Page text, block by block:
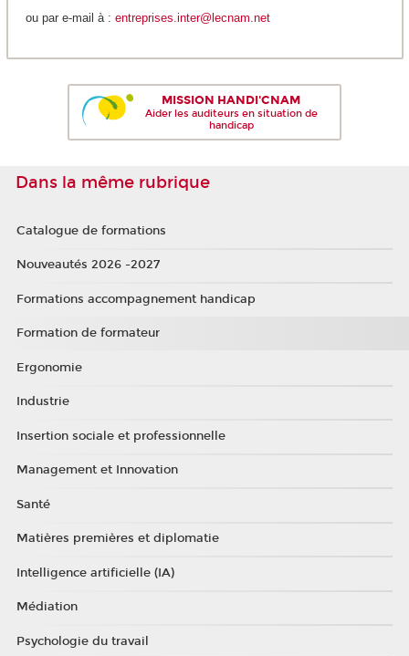
ou par e-mail à : entreprises.inter@lecnam.net
MISSION HANDI'CNAM
Aider les auditeurs en situation de
handicap
Dans la même rubrique
Catalogue de formations
Nouveautés 2026 -2027
Formations accompagnement handicap
Formation de formateur
Ergonomie
Industrie
Insertion sociale et professionnelle
Management et Innovation
Santé
Matières premières et diplomatie
Intelligence artificielle (IA)
Médiation
Psychologie du travail